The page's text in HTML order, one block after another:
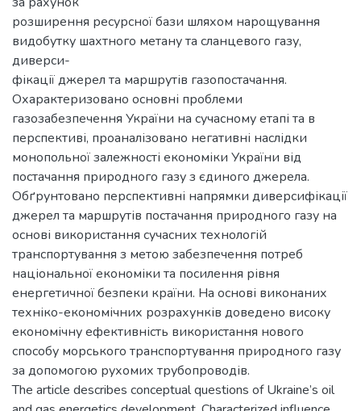
розширення ресурсної бази шляхом нарощування
видобутку шахтного метану та сланцевого газу,
диверси-
фікації джерел та маршрутів газопостачання.
Охарактеризовано основні проблеми
газозабезпечення України на сучасному етапі та в
перспективі, проаналізовано негативні наслідки
монопольної залежності економіки України від
постачання природного газу з єдиного джерела.
Обґрунтовано перспективні напрямки диверсифікації
джерел та маршрутів постачання природного газу на
основі використання сучасних технологій
транспортування з метою забезпечення потреб
національної економіки та посилення рівня
енергетичної безпеки країни. На основі виконаних
техніко-економічних розрахунків доведено високу
економічну ефективність використання нового
способу морського транспортування природного газу
за допомогою рухомих трубопроводів.
The article describes conceptual questions of Ukraine’s oil